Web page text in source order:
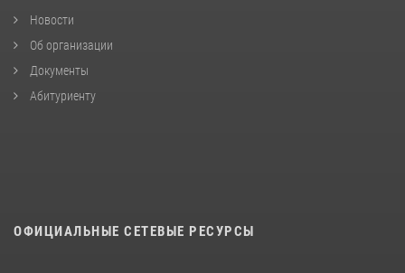
Новости
Об организации
Документы
Абитуриенту
ОФИЦИАЛЬНЫЕ СЕТЕВЫЕ РЕСУРСЫ